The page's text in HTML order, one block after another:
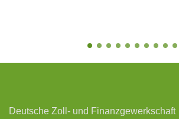
Deutsche Zoll- und Finanzgewerkschaft